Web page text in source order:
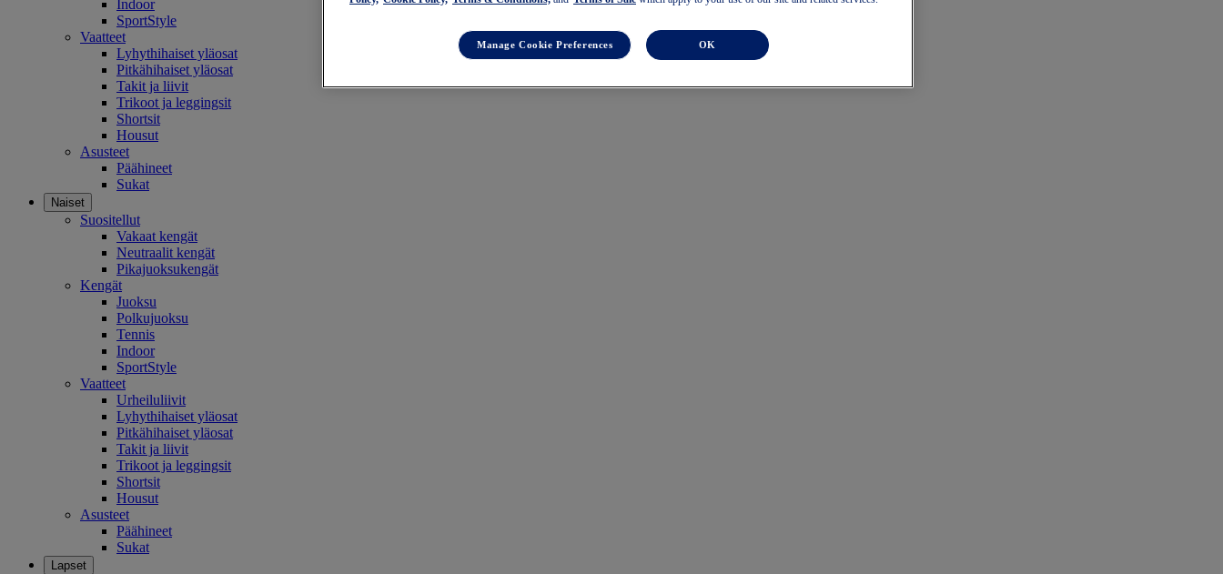
Indoor
SportStyle
Vaatteet
Lyhythihaiset yläosat
Pitkähihaiset yläosat
Takit ja liivit
Trikoot ja leggingsit
Shortsit
Housut
Asusteet
Päähineet
Sukat
Naiset
Suositellut
Vakaat kengät
Neutraalit kengät
Pikajuoksukengät
Kengät
Juoksu
Polkujuoksu
Tennis
Indoor
SportStyle
Vaatteet
Urheiluliivit
Lyhythihaiset yläosat
Pitkähihaiset yläosat
Takit ja liivit
Trikoot ja leggingsit
Shortsit
Housut
Asusteet
Päähineet
Sukat
Lapset
Manage Cookie Preferences OK